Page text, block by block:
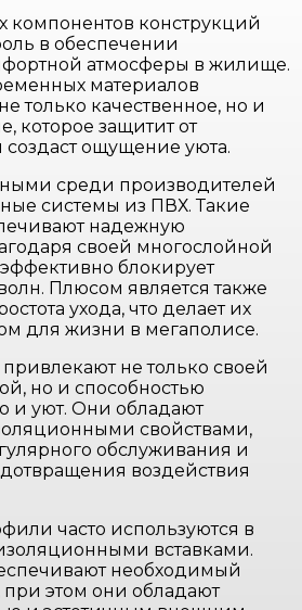
конструкций
в обеспечении
атмосферы в жилище.
материалов
только качественное, но и
которое защитит от
ощущение уюта.
среди производителей
системы из ПВХ. Такие
надежную
своей многослойной
эффективно блокирует
Плюсом является также
ухода, что делает их
для жизни в мегаполисе.
не только своей
но и способностью
и уют. Они обладают
свойствами,
обслуживания и
воздействия
часто используются в
вставками.
необходимый
этом они обладают